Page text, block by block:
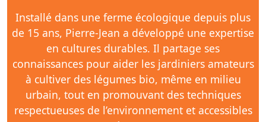
Installé dans une ferme écologique depuis plus
de 15 ans, Pierre-Jean a développé une expertise
en cultures durables. Il partage ses
connaissances pour aider les jardiniers amateurs
à cultiver des légumes bio, même en milieu
urbain, tout en promouvant des techniques
respectueuses de l’environnement et accessibles